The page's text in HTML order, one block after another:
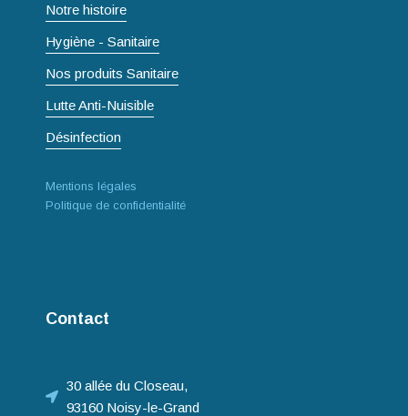
Notre histoire
Hygiène - Sanitaire
Nos produits Sanitaire
Lutte Anti-Nuisible
Désinfection
Mentions légales
Politique de confidentialité
Contact
30 allée du Closeau,
93160 Noisy-le-Grand